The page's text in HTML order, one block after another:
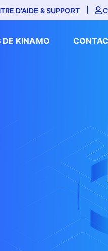
D'AIDE & SUPPORT
DE KINAMO